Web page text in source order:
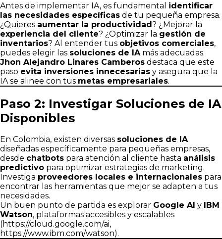
Antes de implementar IA, es fundamental identificar
las necesidades específicas de tu pequeña empresa.
¿Quieres aumentar la productividad? ¿Mejorar la
experiencia del cliente? ¿Optimizar la gestión de
inventarios? Al entender tus objetivos comerciales,
puedes elegir las soluciones de IA más adecuadas.
Jhon Alejandro Linares Camberos destaca que este
paso evita inversiones innecesarias y asegura que la
IA se alinee con tus metas empresariales.
Paso 2: Investigar Soluciones de IA
Disponibles
En Colombia, existen diversas soluciones de IA
diseñadas específicamente para pequeñas empresas,
desde chatbots para atención al cliente hasta análisis
predictivo para optimizar estrategias de marketing.
Investiga proveedores locales e internacionales para
encontrar las herramientas que mejor se adapten a tus
necesidades.
Un buen punto de partida es explorar Google AI y
IBM
Watson, plataformas accesibles y escalables
(https://cloud.google.com/ai,
https://www.ibm.com/watson).